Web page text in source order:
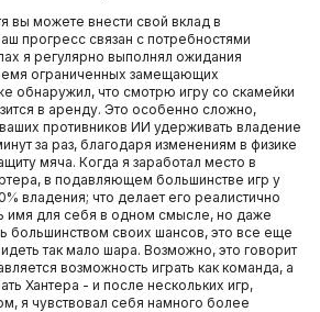
вы можете внести свой вклад в
прогресс связан с потребностями
я регулярно выполнял ожидания
ограниченных замещающих
обнаружил, что смотрю игру со скамейки
в аренду. Это особенно сложно,
противников ИИ удерживать владение
за раз, благодаря изменениям в физике
мяча. Когда я заработал место в
в подавляющем большинстве игр у
владения; что делает его реалистично
имя для себя в одном смысле, но даже
большинством своих шансов, это все еще
так мало шара. Возможно, это говорит
возможность играть как команда, а
Хантера - и после нескольких игр,
я чувствовал себя намного более